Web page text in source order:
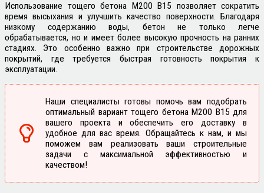
Использование тощего бетона М200 B15 позволяет сократить
время высыхания и улучшить качество поверхности. Благодаря
низкому содержанию воды, бетон не только легче
обрабатывается, но и имеет более высокую прочность на ранних
стадиях. Это особенно важно при строительстве дорожных
покрытий, где требуется быстрая готовность покрытия к
эксплуатации.
Наши специалисты готовы помочь вам подобрать
оптимальный вариант тощего бетона М200 B15 для
вашего проекта и обеспечить его доставку в
удобное для вас время. Обращайтесь к нам, и мы
поможем вам реализовать ваши строительные
задачи с максимальной эффективностью и
качеством!